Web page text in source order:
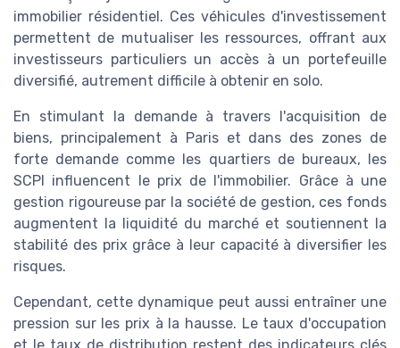
immobilier résidentiel. Ces véhicules d'investissement
permettent de mutualiser les ressources, offrant aux
investisseurs particuliers un accès à un portefeuille
diversifié, autrement difficile à obtenir en solo.
En stimulant la demande à travers l'acquisition de
biens, principalement à Paris et dans des zones de
forte demande comme les quartiers de bureaux, les
SCPI influencent le prix de l'immobilier. Grâce à une
gestion rigoureuse par la société de gestion, ces fonds
augmentent la liquidité du marché et soutiennent la
stabilité des prix grâce à leur capacité à diversifier les
risques.
Cependant, cette dynamique peut aussi entraîner une
pression sur les prix à la hausse. Le taux d'occupation